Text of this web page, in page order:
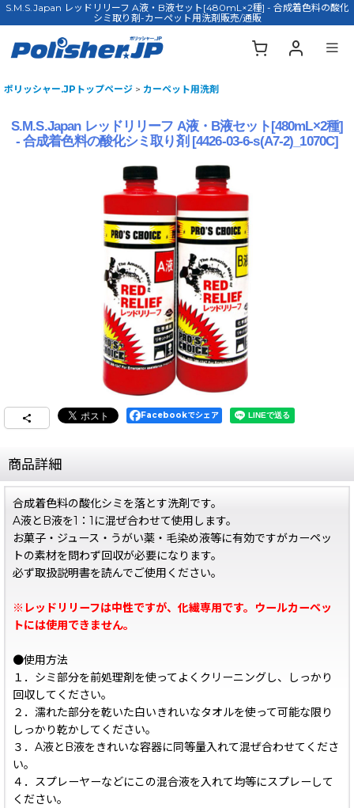
S.M.S.Japan レッドリリーフ A液・B液セット[480mL×2種] - 合成着色料の酸化
シミ取り剤-カーペット用洗剤販売/通販
ポリッシャー.JPトップページ > カーペット用洗剤
S.M.S.Japan レッドリリーフ A液・B液セット[480mL×2種]
- 合成着色料の酸化シミ取り剤 [4426-03-6-s(A7-2)_1070C]
Facebookでシェア
商品詳細
合成着色料の酸化シミを落とす洗剤です。
A液とB液を1：1に混ぜ合わせて使用します。
お菓子・ジュース・うがい薬・毛染め液等に有効ですがカーペッ
トの素材を問わず回収が必要になります。
必ず取扱説明書を読んでご使用ください。
※レッドリリーフは中性ですが、化繊専用です。ウールカーペッ
トには使用できません。
●使用方法
１．シミ部分を前処理剤を使ってよくクリーニングし、しっかり
回収してください。
２．濡れた部分を乾いた白いきれいなタオルを使って可能な限り
しっかり乾かしてください。
３．A液とB液をきれいな容器に同等量入れて混ぜ合わせてくださ
い。
４．スプレーヤーなどにこの混合液を入れて均等にスプレーして
ください。